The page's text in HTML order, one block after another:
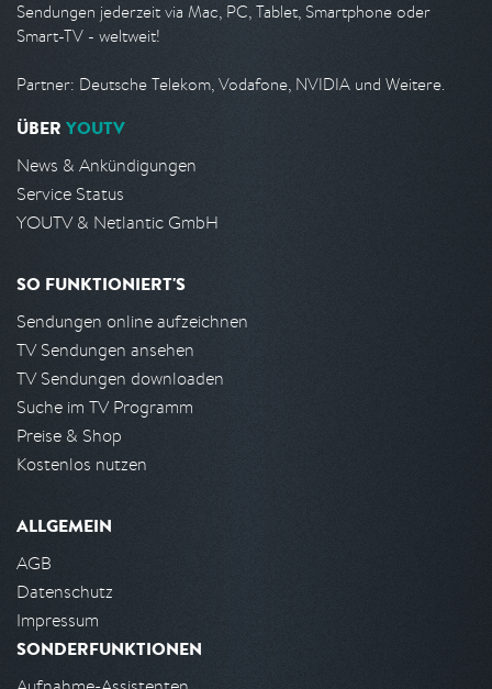
Sendungen jederzeit via Mac, PC, Tablet, Smartphone oder
Smart-TV - weltweit!
Partner: Deutsche Telekom, Vodafone, NVIDIA und Weitere.
ÜBER YOUTV
News & Ankündigungen
Service Status
YOUTV & Netlantic GmbH
SO FUNKTIONIERT'S
Sendungen online aufzeichnen
TV Sendungen ansehen
TV Sendungen downloaden
Suche im TV Programm
Preise & Shop
Kostenlos nutzen
ALLGEMEIN
AGB
Datenschutz
Impressum
SONDERFUNKTIONEN